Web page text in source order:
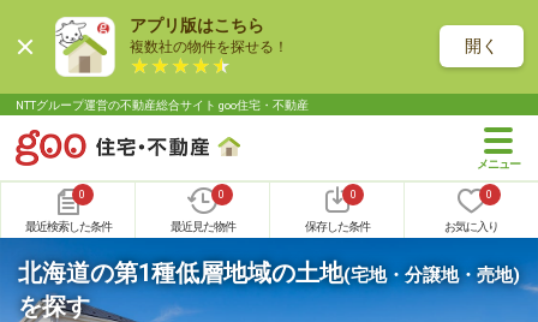
アプリ版はこちら
複数社の物件を探せる！ 開く
NTTグループ運営の不動産総合サイト goo住宅・不動産
0
最近検索した条件
0
最近見た物件
0
保存した条件
0
お気に入り
北海道の第1種低層地域の土地(宅地・分譲地・売地)
を探す